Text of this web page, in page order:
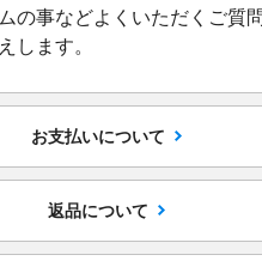
ムの事などよくいただくご質
えします。
お支払いについて
返品について